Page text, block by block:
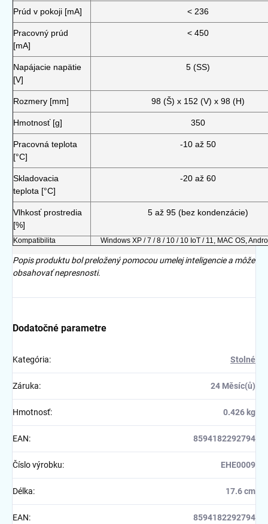
Prúd v pokoji [mA] < 236
Pracovný prúd
[mA]
< 450
Napájacie napätie
[V]
5 (SS)
Rozmery [mm] 98 (Š) x 152 (V) x 98 (H)
Hmotnosť [g] 350
Pracovná teplota
[°C]
-10 až 50
Skladovacia
teplota [°C]
-20 až 60
Vlhkosť prostredia
[%]
5 až 95 (bez kondenzácie)
Kompatibilita Windows XP / 7 / 8 / 10 / 10 IoT / 11, MAC OS,
Popis produktu bol preložený pomocou umelej inteligencie a môže
obsahovať nepresnosti.
Dodatočné parametre
Kategória: Stolné
Záruka: 24 Měsíc(ů)
Hmotnosť: 0.426 kg
EAN: 8594182292794
Číslo výrobku: EHE0009
Délka: 17.6 cm
EAN: 8594182292794